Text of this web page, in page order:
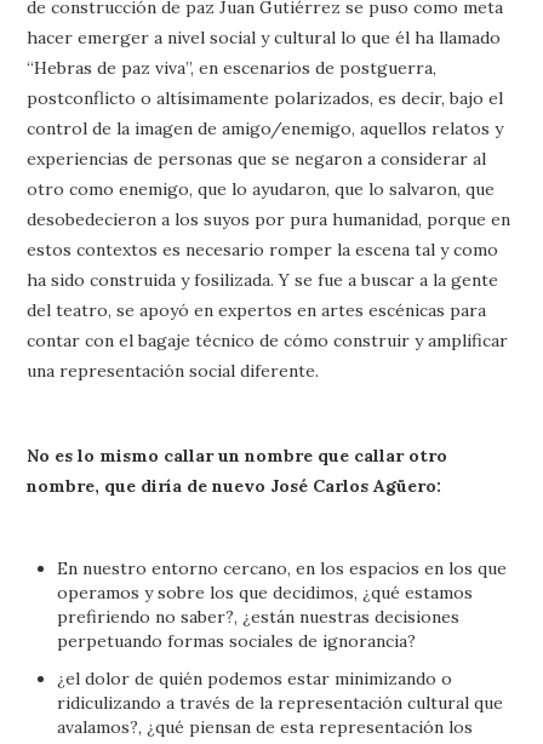
de construcción de paz Juan Gutiérrez se puso como meta
hacer emerger a nivel social y cultural lo que él ha llamado
“Hebras de paz viva”, en escenarios de postguerra,
postconflicto o altísimamente polarizados, es decir, bajo el
control de la imagen de amigo/enemigo, aquellos relatos y
experiencias de personas que se negaron a considerar al
otro como enemigo, que lo ayudaron, que lo salvaron, que
desobedecieron a los suyos por pura humanidad, porque en
estos contextos es necesario romper la escena tal y como
ha sido construida y fosilizada. Y se fue a buscar a la gente
del teatro, se apoyó en expertos en artes escénicas para
contar con el bagaje técnico de cómo construir y amplificar
una representación social diferente.
No es lo mismo callar un nombre que callar otro
nombre, que diría de nuevo José Carlos Agüero:
En nuestro entorno cercano, en los espacios en los que
operamos y sobre los que decidimos, ¿qué estamos
prefiriendo no saber?, ¿están nuestras decisiones
perpetuando formas sociales de ignorancia?
¿el dolor de quién podemos estar minimizando o
ridiculizando a través de la representación cultural que
avalamos?, ¿qué piensan de esta representación los